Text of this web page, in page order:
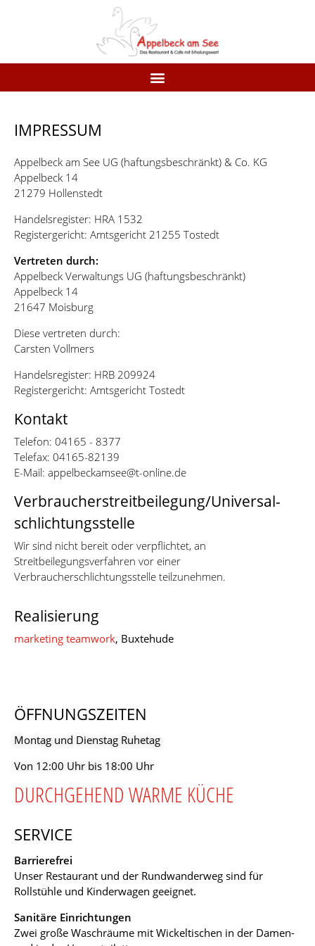
IMPRESSUM
Appelbeck am See UG (haftungsbeschränkt) & Co. KG
Appelbeck 14
21279 Hollenstedt
Handelsregister: HRA 1532
Registergericht: Amtsgericht 21255 Tostedt
Vertreten durch:
Appelbeck Verwaltungs UG (haftungsbeschränkt)
Appelbeck 14
21647 Moisburg
Diese vertreten durch:
Carsten Vollmers
Handelsregister: HRB 209924
Registergericht: Amtsgericht Tostedt
Kontakt
Telefon: 04165 - 8377
Telefax: 04165-82139
E-Mail: appelbeckamsee@t-online.de
Verbraucher­streit­beilegung/Universal­
schlichtungs­stelle
Wir sind nicht bereit oder verpflichtet, an
Streitbeilegungsverfahren vor einer
Verbraucherschlichtungsstelle teilzunehmen.
Realisierung
marketing teamwork, Buxtehude
ÖFFNUNGSZEITEN
Montag und Dienstag Ruhetag
Von 12:00 Uhr bis 18:00 Uhr
DURCHGEHEND WARME KÜCHE
SERVICE
Barrierefrei
Unser Restaurant und der Rundwanderweg sind für
Rollstühle und Kinderwagen geeignet.
Sanitäre Einrichtungen
Zwei große Waschräume mit Wickeltischen in der Damen-